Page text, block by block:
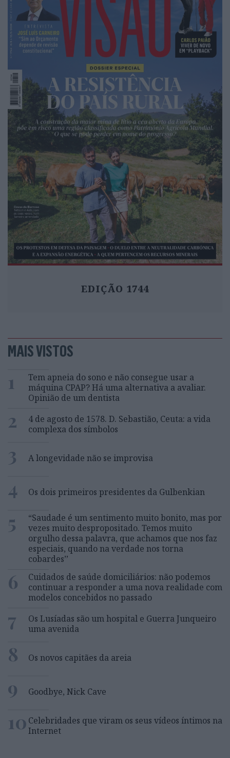
EDIÇÃO 1744
MAIS VISTOS
1
Tem apneia do sono e não consegue usar a
máquina CPAP? Há uma alternativa a avaliar.
Opinião de um dentista
2
4 de agosto de 1578. D. Sebastião, Ceuta: a vida
complexa dos símbolos
3 A longevidade não se improvisa
4 Os dois primeiros presidentes da Gulbenkian
5
“Saudade é um sentimento muito bonito, mas por
vezes muito despropositado. Temos muito
orgulho dessa palavra, que achamos que nos faz
especiais, quando na verdade nos torna
cobardes’’
6
Cuidados de saúde domiciliários: não podemos
continuar a responder a uma nova realidade com
modelos concebidos no passado
7
Os Lusíadas são um hospital e Guerra Junqueiro
uma avenida
8 Os novos capitães da areia
9 Goodbye, Nick Cave
10 Celebridades que viram os seus vídeos íntimos na
Internet